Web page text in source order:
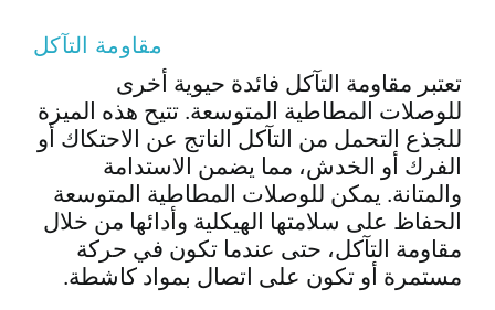
مقاومة التآكل
تعتبر مقاومة التآكل فائدة حيوية أخرى
للوصلات المطاطية المتوسعة. تتيح هذه الميزة
للجذع التحمل من التآكل الناتج عن الاحتكاك أو
الفرك أو الخدش، مما يضمن الاستدامة
والمتانة. يمكن للوصلات المطاطية المتوسعة
الحفاظ على سلامتها الهيكلية وأدائها من خلال
مقاومة التآكل، حتى عندما تكون في حركة
مستمرة أو تكون على اتصال بمواد كاشطة.